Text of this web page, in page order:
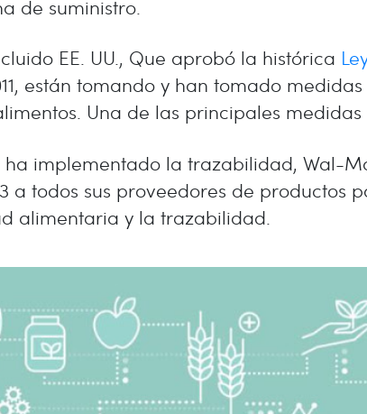
de suministro.
EE. UU., Que aprobó la histórica
están tomando y han tomado
Una de las principales
implementado la trazabilidad, Wal-
a todos sus proveedores de
alimentaria y la trazabilidad.